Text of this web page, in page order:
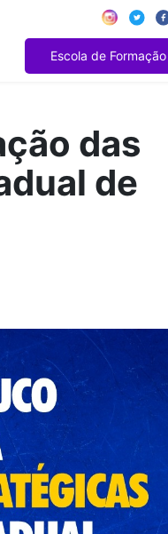
Escola de Formação
das
de